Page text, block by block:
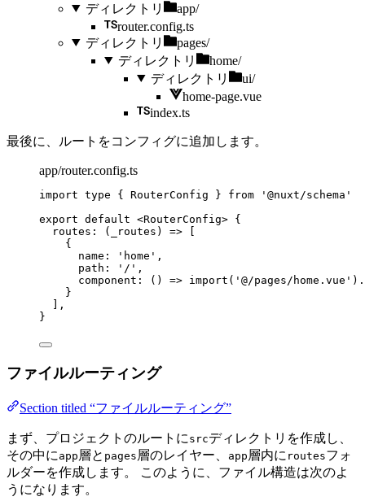
ディレクトリ
app/
router.config.ts
ディレクトリ
pages/
ディレクトリ
home/
ディレクトリ
ui/
home-page.vue
index.ts
最後に、ルートをコンフィグに追加します。
app/router.config.ts
import type { RouterConfig } from ' @nuxt/schema '
export default <RouterConfig> {
routes : ( _routes ) =>
{
name:
' home ' ,
path:
' / ' ,
component : () => import ( ' @/pages/home.vue ' ) .
}
],
}
ファイルルーティング
Section titled “ファイルルーティング”
まず、プロジェクトのルートに srcディレクトリを作成し、
その中に app 層と pages 層のレイヤー、 app 層内に routesフォ
ルダーを作成します。 このように、ファイル構造は次のよ
うになります。